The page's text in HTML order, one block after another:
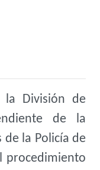
División de
de la
de la Policía de
procedimiento